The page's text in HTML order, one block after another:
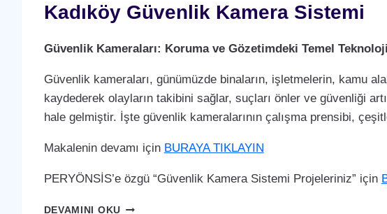
Kadıköy Güvenlik Kamera Sistemi
Güvenlik Kameraları: Koruma ve Gözetimdeki Temel Teknoloji
Güvenlik kameraları, günümüzde binaların, işletmelerin, kamu
kaydederek olayların takibini sağlar, suçları önler ve güvenliği
hale gelmiştir. İşte güvenlik kameralarının çalışma prensibi,
Makalenin devamı için BURAYA TIKLAYIN
PERYÖNSİS’e özgü “Güvenlik Kamera Sistemi Projeleriniz” için
DEVAMINI OKUKADIKÖY